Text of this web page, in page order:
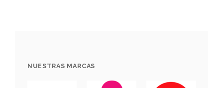
NUESTRAS MARCAS